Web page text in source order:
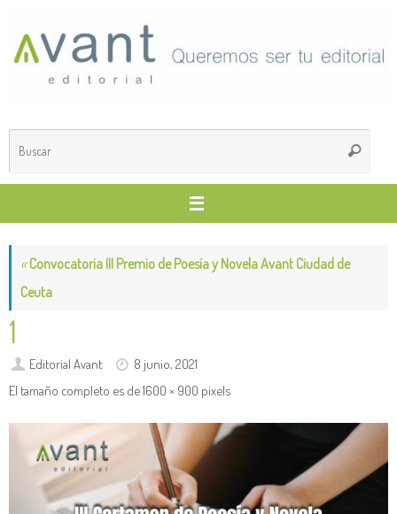
contenido
Buscar
«Convocatoria III Premio de Poesía y Novela Avant Ciudad de
Ceuta
1
Editorial Avant
8 junio, 2021
El tamaño completo es de1600 × 900 pixels